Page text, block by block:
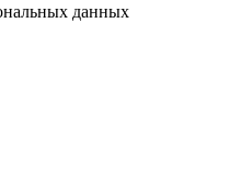
данных